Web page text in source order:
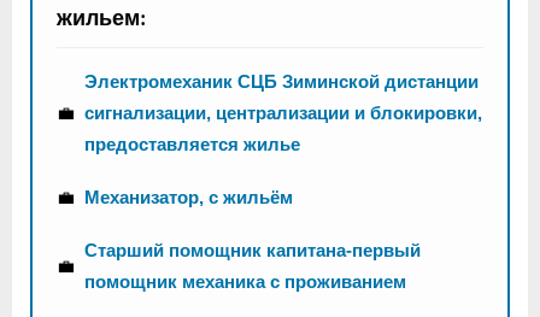
жильем:
💼
Электромеханик СЦБ Зиминской дистанции
сигнализации, централизации и блокировки,
предоставляется жилье
💼 Механизатор, с жильём
💼
Старший помощник капитана-первый
помощник механика с проживанием